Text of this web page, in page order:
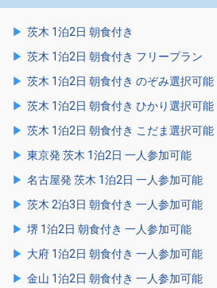
茨木 1泊2日 朝食付き
茨木 1泊2日 朝食付き フリープラン
茨木 1泊2日 朝食付き のぞみ選択可能
茨木 1泊2日 朝食付き ひかり選択可能
茨木 1泊2日 朝食付き こだま選択可能
東京発 茨木 1泊2日 一人参加可能
名古屋発 茨木 1泊2日 一人参加可能
茨木 2泊3日 朝食付き 一人参加可能
堺 1泊2日 朝食付き 一人参加可能
大府 1泊2日 朝食付き 一人参加可能
金山 1泊2日 朝食付き 一人参加可能